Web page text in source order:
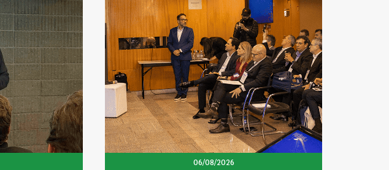
06/08/2026